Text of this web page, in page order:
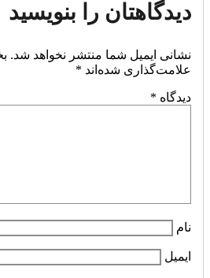
دیدگاهتان را بنویسید
نشانی ایمیل شما منتشر نخواهد شد.
علامت‌گذاری شده‌اند *
دیدگاه *
نام
ایمیل